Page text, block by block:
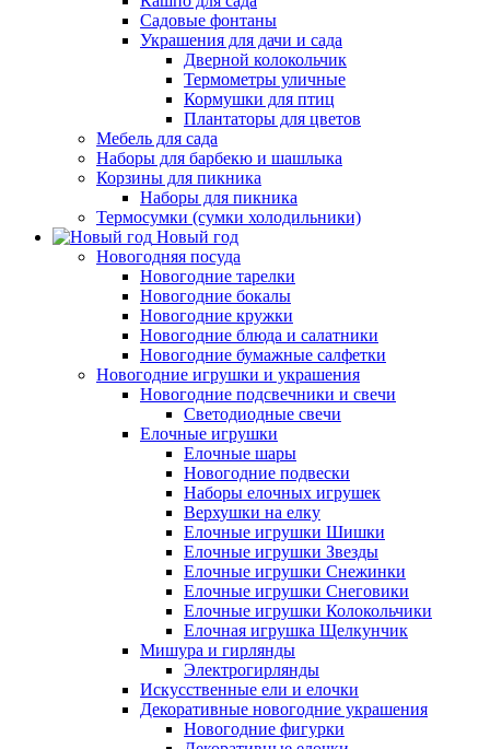
Садовые фонтаны
Украшения для дачи и сада
Дверной колокольчик
Термометры уличные
Кормушки для птиц
Плантаторы для цветов
Мебель для сада
Наборы для барбекю и шашлыка
Корзины для пикника
Наборы для пикника
Термосумки (сумки холодильники)
Новый год
Новогодняя посуда
Новогодние тарелки
Новогодние бокалы
Новогодние кружки
Новогодние блюда и салатники
Новогодние бумажные салфетки
Новогодние игрушки и украшения
Новогодние подсвечники и свечи
Светодиодные свечи
Елочные игрушки
Елочные шары
Новогодние подвески
Наборы елочных игрушек
Верхушки на елку
Елочные игрушки Шишки
Елочные игрушки Звезды
Елочные игрушки Снежинки
Елочные игрушки Снеговики
Елочные игрушки Колокольчики
Елочная игрушка Щелкунчик
Мишура и гирлянды
Электрогирлянды
Искусственные ели и елочки
Декоративные новогодние украшения
Новогодние фигурки